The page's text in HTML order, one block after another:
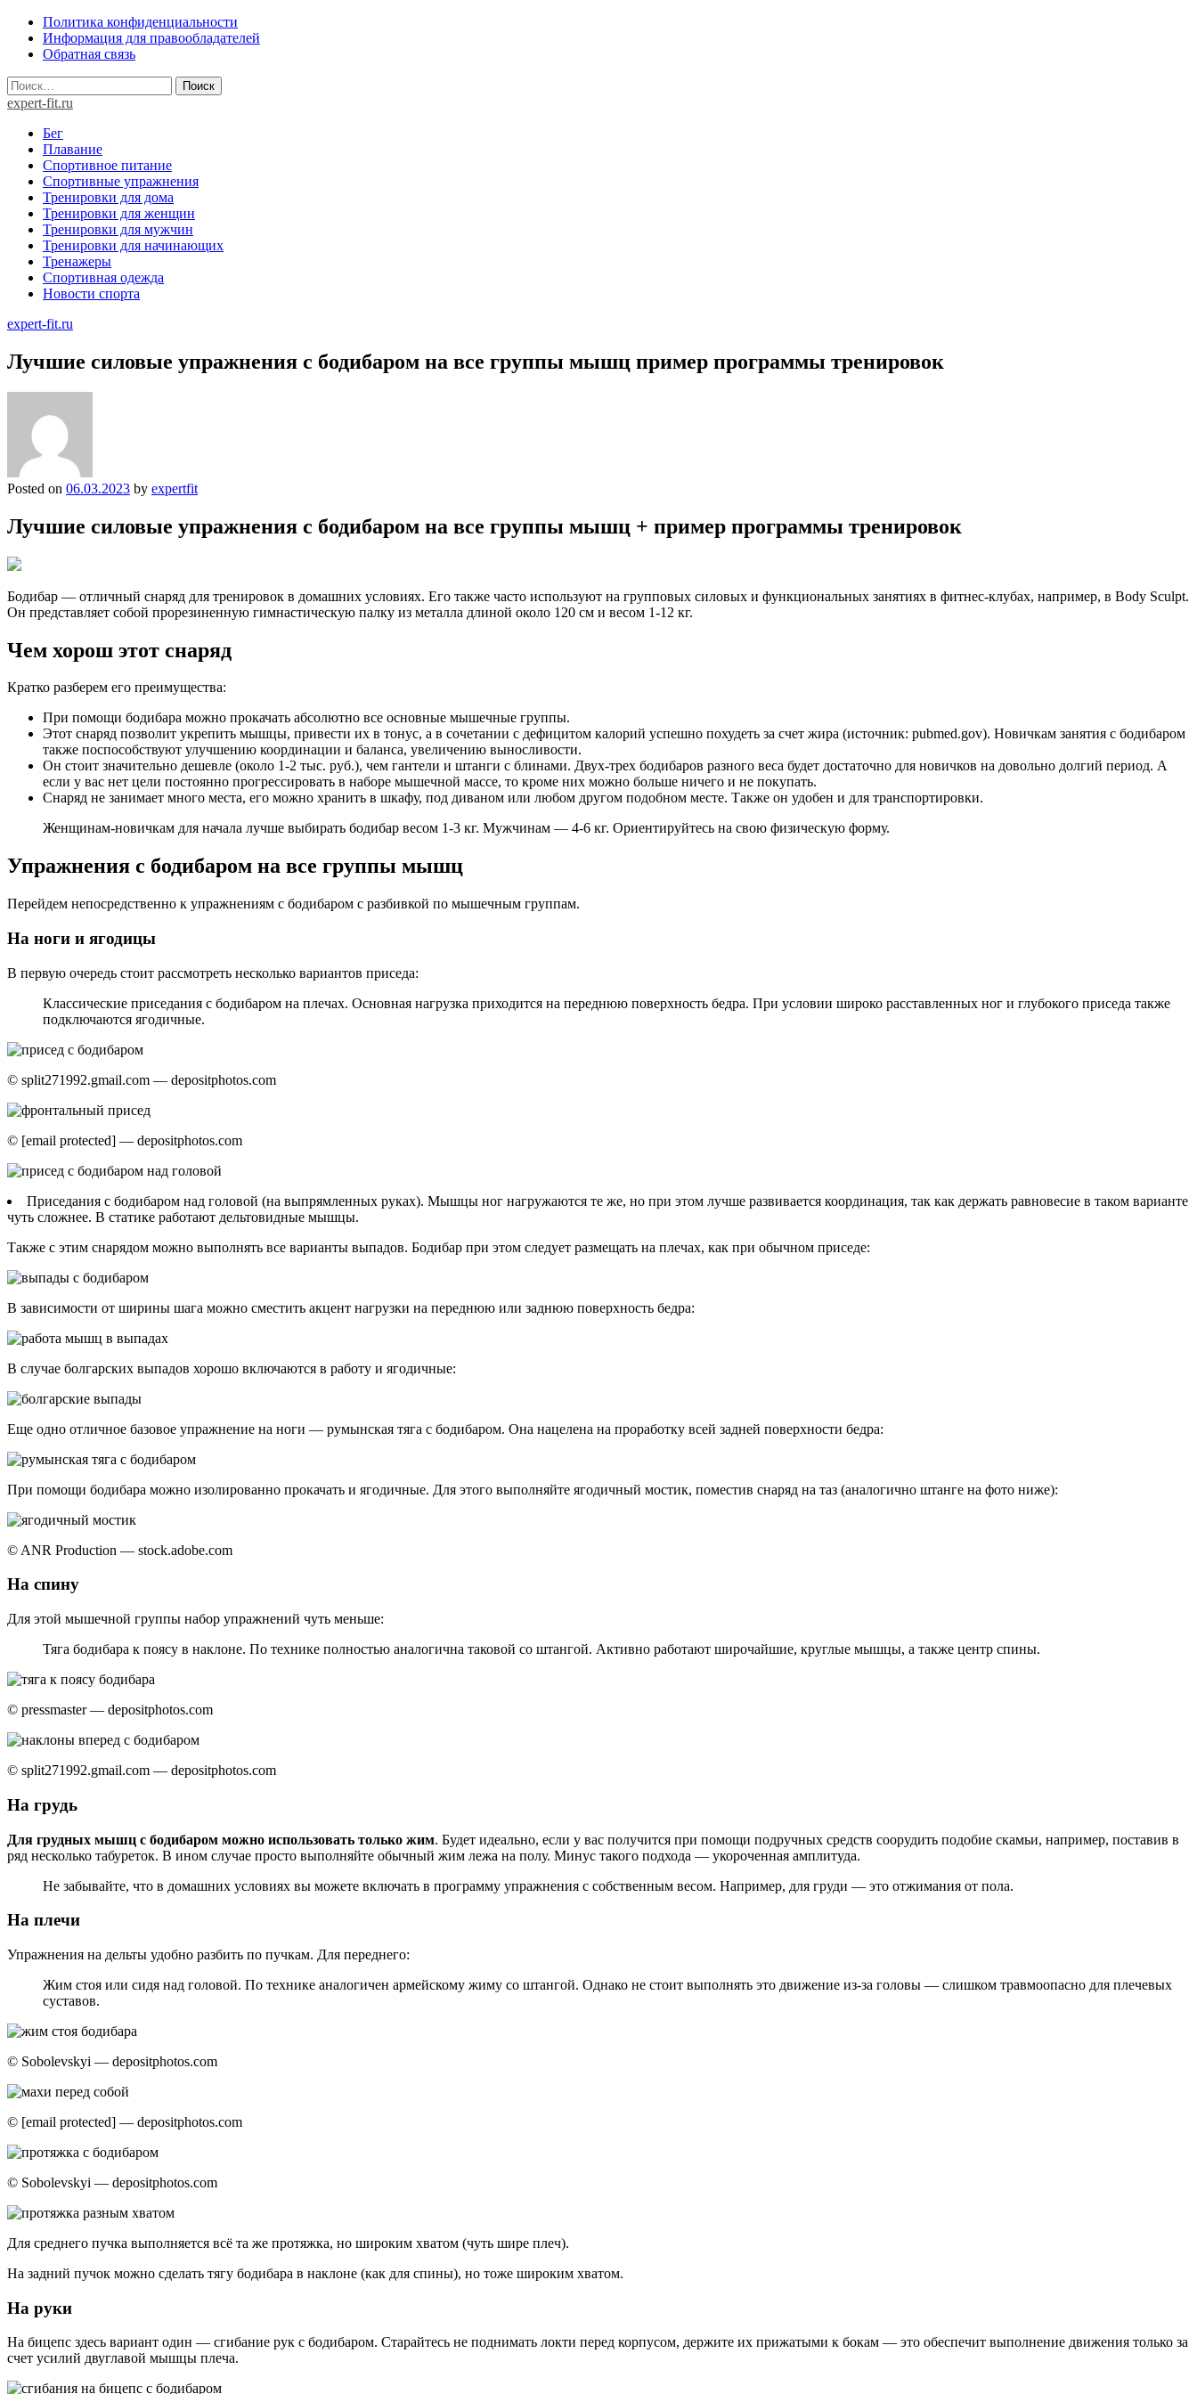
Skip
content
Политика конфиденциальности
Информация для правообладателей
Обратная связь
Найти:
expert-fit.ru
Бег
Плавание
Спортивное питание
Спортивные упражнения
Тренировки для дома
Тренировки для женщин
Тренировки для мужчин
Тренировки для начинающих
Тренажеры
Спортивная одежда
Новости спорта
expert-fit.ru
Лучшие силовые упражнения с бодибаром на все группы мышц пример программы тренировок
Posted on 06.03.2023 by expertfit
Лучшие силовые упражнения с бодибаром на все группы мышц + пример программы тренировок
Бодибар — отличный снаряд для тренировок в домашних условиях. Его также часто используют на групповых силовых и функциональных занятиях в фитнес-клубах, например, в Body Sculpt.
Он представляет собой прорезиненную гимнастическую палку из металла длиной около 120 см и весом 1-12 кг.
Чем хорош этот снаряд
Кратко разберем его преимущества:
При помощи бодибара можно прокачать абсолютно все основные мышечные группы.
Этот снаряд позволит укрепить мышцы, привести их в тонус, а в сочетании с дефицитом калорий успешно похудеть за счет жира (источник: pubmed.gov). Новичкам занятия с бодибаром
также поспособствуют улучшению координации и баланса, увеличению выносливости.
Он стоит значительно дешевле (около 1-2 тыс. руб.), чем гантели и штанги с блинами. Двух-трех бодибаров разного веса будет достаточно для новичков на довольно долгий период. А
если у вас нет цели постоянно прогрессировать в наборе мышечной массе, то кроме них можно больше ничего и не покупать.
Снаряд не занимает много места, его можно хранить в шкафу, под диваном или любом другом подобном месте. Также он удобен и для транспортировки.
Женщинам-новичкам для начала лучше выбирать бодибар весом 1-3 кг. Мужчинам — 4-6 кг. Ориентируйтесь на свою физическую форму.
Упражнения с бодибаром на все группы мышц
Перейдем непосредственно к упражнениям с бодибаром с разбивкой по мышечным группам.
На ноги и ягодицы
В первую очередь стоит рассмотреть несколько вариантов приседа:
Классические приседания с бодибаром на плечах. Основная нагрузка приходится на переднюю поверхность бедра. При условии широко расставленных ног и глубокого приседа также
подключаются ягодичные.
© split271992.gmail.com — depositphotos.com
© [email protected] — depositphotos.com
Приседания с бодибаром над головой (на выпрямленных руках). Мышцы ног нагружаются те же, но при этом лучше развивается координация, так как держать равновесие в таком варианте
чуть сложнее. В статике работают дельтовидные мышцы.
Также с этим снарядом можно выполнять все варианты выпадов. Бодибар при этом следует размещать на плечах, как при обычном приседе:
В зависимости от ширины шага можно сместить акцент нагрузки на переднюю или заднюю поверхность бедра:
В случае болгарских выпадов хорошо включаются в работу и ягодичные:
Еще одно отличное базовое упражнение на ноги — румынская тяга с бодибаром. Она нацелена на проработку всей задней поверхности бедра:
При помощи бодибара можно изолированно прокачать и ягодичные. Для этого выполняйте ягодичный мостик, поместив снаряд на таз (аналогично штанге на фото ниже):
© ANR Production — stock.adobe.com
На спину
Для этой мышечной группы набор упражнений чуть меньше:
Тяга бодибара к поясу в наклоне. По технике полностью аналогична таковой со штангой. Активно работают широчайшие, круглые мышцы, а также центр спины.
© pressmaster — depositphotos.com
© split271992.gmail.com — depositphotos.com
На грудь
Для грудных мышц с бодибаром можно использовать только жим. Будет идеально, если у вас получится при помощи подручных средств соорудить подобие скамьи, например, поставив в
ряд несколько табуреток. В ином случае просто выполняйте обычный жим лежа на полу. Минус такого подхода — укороченная амплитуда.
Не забывайте, что в домашних условиях вы можете включать в программу упражнения с собственным весом. Например, для груди — это отжимания от пола.
На плечи
Упражнения на дельты удобно разбить по пучкам. Для переднего:
Жим стоя или сидя над головой. По технике аналогичен армейскому жиму со штангой. Однако не стоит выполнять это движение из-за головы — слишком травмоопасно для плечевых
суставов.
© Sobolevskyi — depositphotos.com
© [email protected] — depositphotos.com
© Sobolevskyi — depositphotos.com
Для среднего пучка выполняется всё та же протяжка, но широким хватом (чуть шире плеч).
На задний пучок можно сделать тягу бодибара в наклоне (как для спины), но тоже широким хватом.
На руки
На бицепс здесь вариант один — сгибание рук с бодибаром. Старайтесь не поднимать локти перед корпусом, держите их прижатыми к бокам — это обеспечит выполнение движения только за
счет усилий двуглавой мышцы плеча.